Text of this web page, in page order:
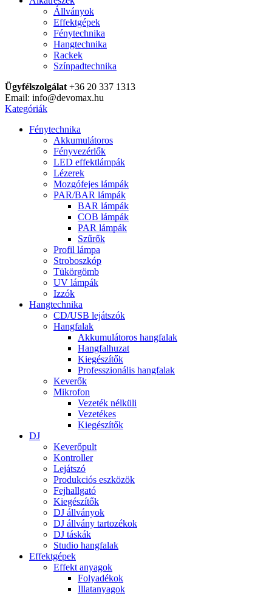
Állványok
Effektgépek
Fénytechnika
Hangtechnika
Rackek
Színpadtechnika
Ügyfélszolgálat +36 20 337 1313
Email: info@devomax.hu
Kategóriák
Fénytechnika
Akkumulátoros
Fényvezérlők
LED effektlámpák
Lézerek
Mozgófejes lámpák
PAR/BAR lámpák
BAR lámpák
COB lámpák
PAR lámpák
Szűrők
Profil lámpa
Stroboszkóp
Tükörgömb
UV lámpák
Izzók
Hangtechnika
CD/USB lejátszók
Hangfalak
Akkumulátoros hangfalak
Hangfalhuzat
Kiegészítők
Professzionális hangfalak
Keverők
Mikrofon
Vezeték nélküli
Vezetékes
Kiegészítők
DJ
Keverőpult
Kontroller
Lejátszó
Produkciós eszközök
Fejhallgató
Kiegészítők
DJ állványok
DJ állvány tartozékok
DJ táskák
Studio hangfalak
Effektgépek
Effekt anyagok
Folyadékok
Illatanyagok